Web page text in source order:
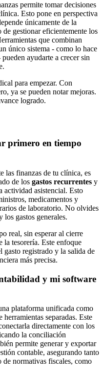
permite tomar decisiones
Esto pone en perspectiva
únicamente de la
de gestionar eficientemente los
que combinan
único sistema - como lo hace
ayudarte a crecer sin
para empezar. Con
ya se pueden notar mejoras.
logrado.
primero en tiempo
las finanzas de tu clínica, es
de los gastos recurrentes y
actividad asistencial. Esto
medicamentos y
de laboratorio. No olvides
los gastos generales.
real, sin esperar al cierre
la tesorería. Este enfoque
gasto registrado y la salida de
más precisa.
y mi software
plataforma unificada como
separadas. Este
directamente con los
la conciliación
permite generar y exportar
contable, asegurando tanto
normativas fiscales, como